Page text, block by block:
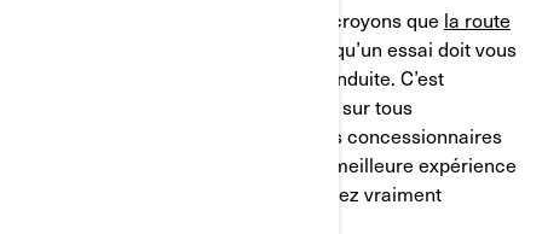
Chez Can-Am, non seulement nous croyons que la route
, mais nous croyons aussi qu’un essai doit vous
apporter toutes les sensations de conduite. C’est
pourquoi nous proposons des essais sur tous
. De plus, nos concessionnaires
sont formés pour vous permettre la meilleure expérience
d’essai possible, afin que vous puissiez vraiment